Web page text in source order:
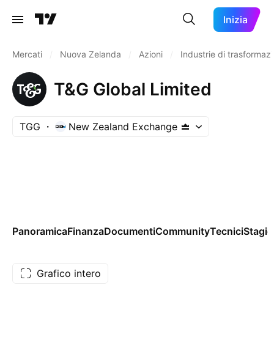
Inizia
Mercati Nuova Zelanda Azioni Industrie di
T&G Global Limited
TGG New Zealand Exchange
PanoramicaFinanzaDocumentiCommunityTecnici
Grafico intero